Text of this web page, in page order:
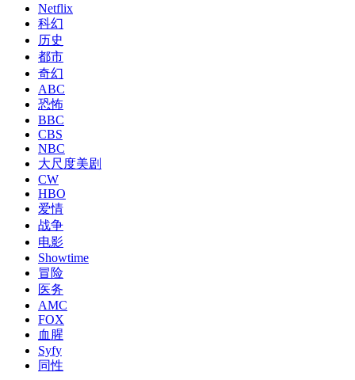
Netflix
科幻
历史
都市
奇幻
ABC
恐怖
BBC
CBS
NBC
大尺度美剧
CW
HBO
爱情
战争
电影
Showtime
冒险
医务
AMC
FOX
血腥
Syfy
同性